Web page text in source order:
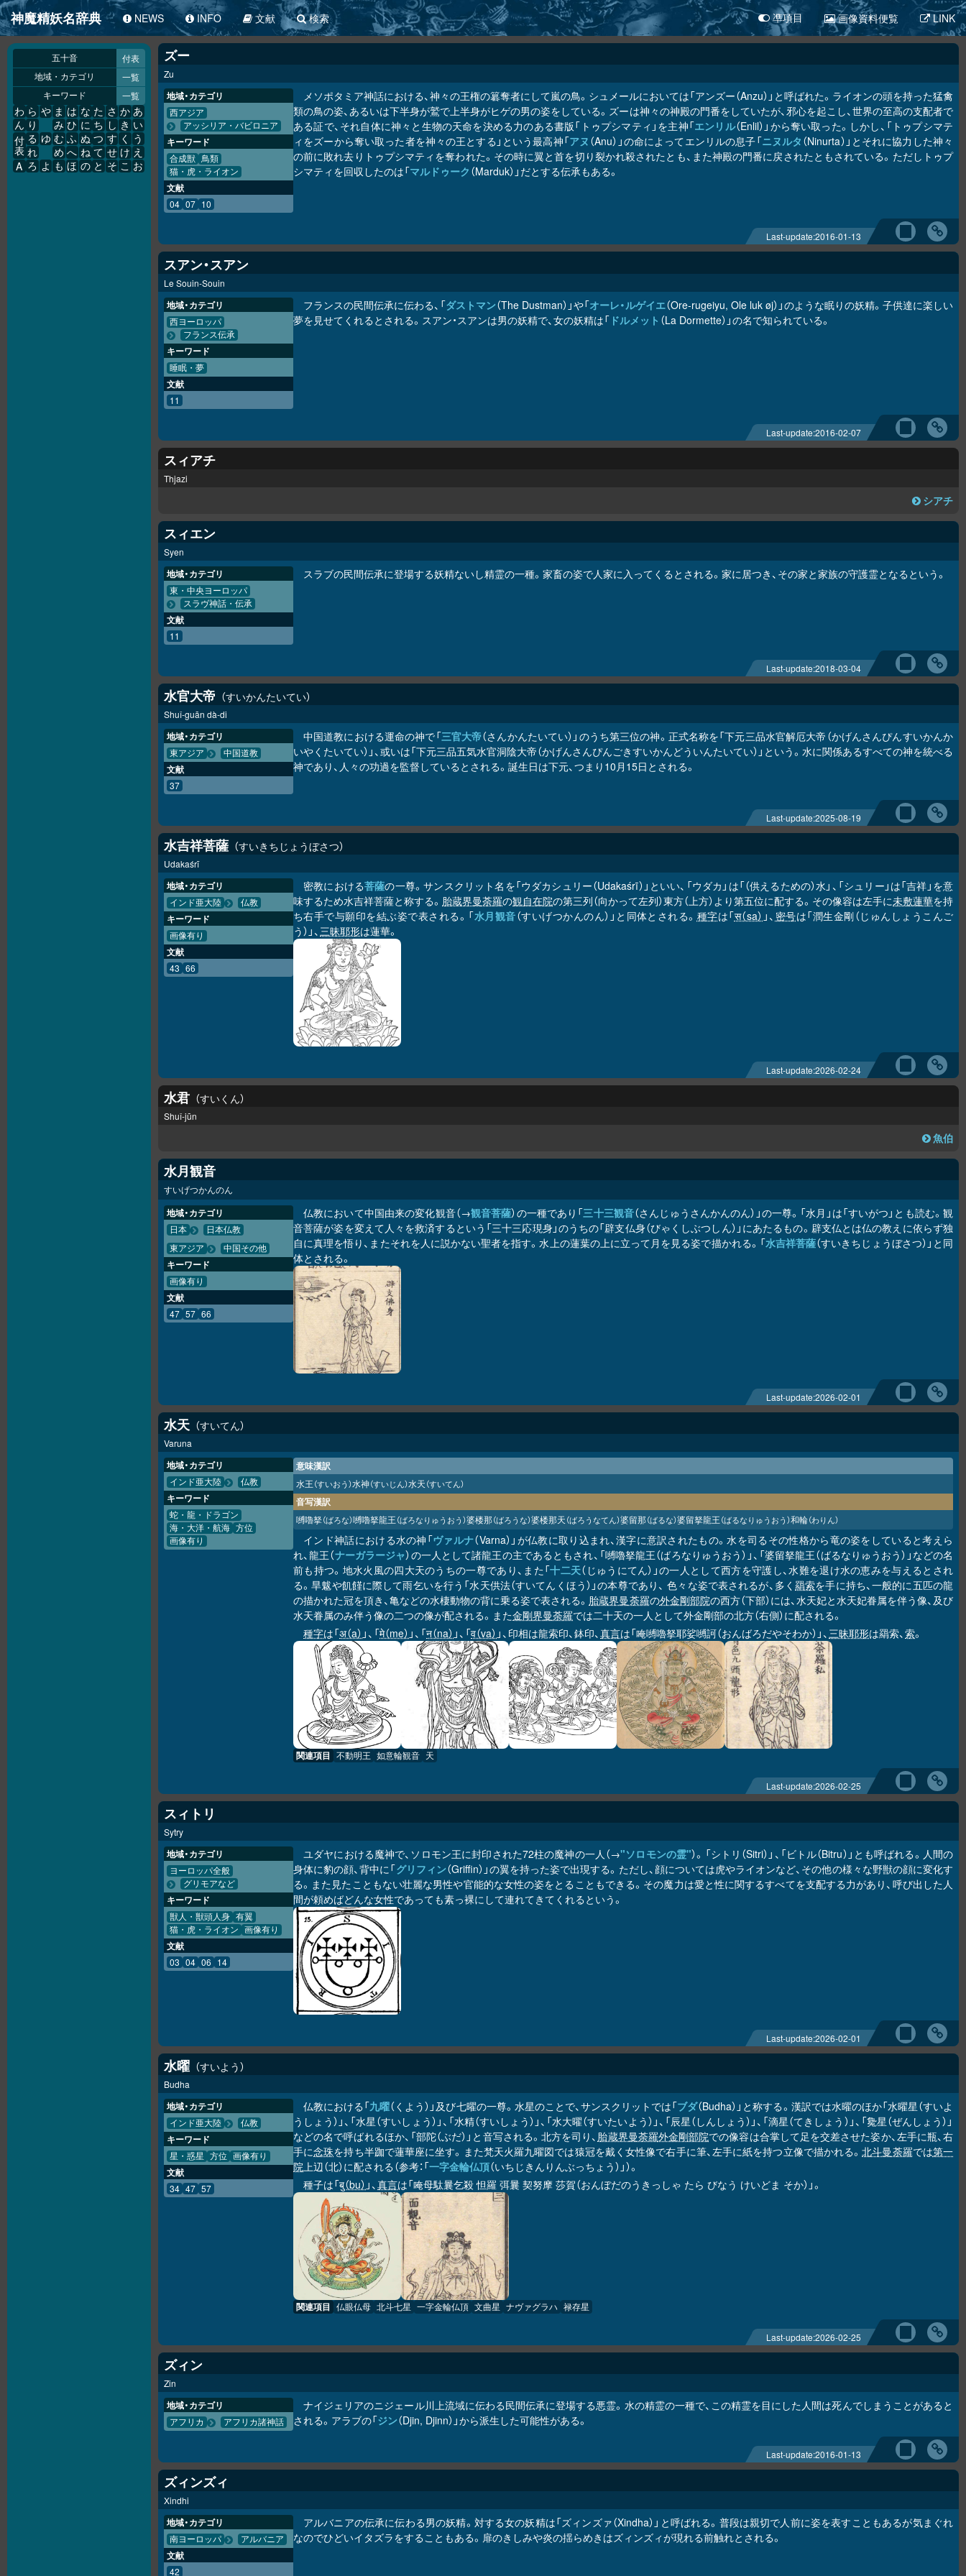
神魔精妖名辞典 NEWS INFO 文献 検索 凖項目 画像資料便覧 LINK
五十音 付表
地域・カテゴリ 一覧
キーワード 一覧
あ
い
う
え
お
か
き
く
け
こ
さ
し
す
せ
そ
た
ち
つ
て
と
な
に
ぬ
ね
の
は
ひ
ふ
へ
ほ
ま
み
む
め
も
や
ゆ
よ
ら
り
る
れ
ろ
わ
ん
付
表
A
ズー
Zu
メソポタミア神話における、神々の王権の簒奪者にして嵐の鳥。シュメールにおいては「アンズー（Anzu）」と呼ばれた。ライオンの頭を持った猛禽
類の鳥の姿、あるいは下半身が鷲で上半身がヒゲの男の姿をしている。ズーは神々の神殿の門番をしていたが、邪心を起こし、世界の至高の支配者で
ある証で、それ自体に神々と生物の天命を決める力のある書版「トゥプシマティ」を主神「エンリル（Enlil）」から奪い取った。しかし、「トゥプシマテ
ィをズーから奪い取った者を神々の王とする」という最高神「アヌ （Anu）」の命によってエンリルの息子「ニヌルタ （Ninurta）」とそれに協力した神々
の前に敗れ去りトゥプシマティを奪われた。その時に翼と首を切り裂かれ殺されたとも、また神殿の門番に戻されたともされている。ただしトゥプ
シマティを回収したのは「マルドゥーク （Marduk）」だとする伝承もある。
地域・カテゴリ
西アジア
アッシリア・バビロニア
キーワード
合成獣 鳥類
猫・虎・ライオン
文献
04 07 10
Last-update:2016-01-13
スアン・スアン
Le Souin-Souin
フランスの民間伝承に伝わる、「ダストマン（The Dustman）」や「オーレ・ルゲイエ（Ore-rugeiyu, Ole luk øj）」のような眠りの妖精。子供達に楽しい
夢を見せてくれるとされる。スアン・スアンは男の妖精で、女の妖精は「 ドルメット （La Dormette）」の名で知られている。
地域・カテゴリ
西ヨーロッパ
フランス伝承
キーワード
睡眠・夢
文献
11
Last-update:2016-02-07
スィアチ
Thjazi
シアチ
スィエン
Syen
スラブの民間伝承に登場する妖精ないし精霊の一種。家畜の姿で人家に入ってくるとされる。家に居つき、その家と家族の守護霊となるという。
地域・カテゴリ
東・中央ヨーロッパ
スラヴ神話・伝承
文献
11
Last-update:2018-03-04
水官大帝 すいかんたいてい
Shuǐ-guān dà-di
中国道教における運命の神で「三官大帝（さんかんたいてい）」のうち第三位の神。正式名称を「下元三品水官解厄大帝（かげんさんぴんすいかんか
いやくたいてい）」、或いは「下元三品五気水官洞陰大帝（かげんさんぴんごきすいかんどういんたいてい）」という。水に関係あるすべての神を統べる
神であり、人々の功過を監督しているとされる。誕生日は下元、つまり10月15日とされる。
地域・カテゴリ
東アジア 中国道教
文献
37
Last-update:2025-08-19
水吉祥菩薩 すいきちじょうぼさつ
Udakaśrī
密教における菩薩の一尊。サンスクリット名を「ウダカシュリー（Udakaśrī）」といい、「ウダカ」は「（供えるための）水」、「シュリー」は「吉祥」を意
味するため水吉祥菩薩と称する。 胎蔵界曼荼羅の観自在院の第三列（向かって左列）東方（上方）より第五位に配する。その像容は左手に未敷蓮華を持
ち右手で与願印を結ぶ姿で表される。「水月観音（すいげつかんのん）」と同体とされる。 種字は「स（sa） 」、 密号は「潤生金剛（じゅんしょうこんご
う）」、三昧耶形は蓮華。
地域・カテゴリ
インド亜大陸 仏教
キーワード
画像有り
文献
43 66
Last-update:2026-02-24
水君 すいくん
Shuǐ-jūn
魚伯
水月観音
すいげつかんのん
仏教において中国由来の変化観音（→観音菩薩）の一種であり「三十三観音（さんじゅうさんかんのん）」の一尊。「水月」は「すいがつ」とも読む。観
音菩薩が姿を変えて人々を救済するという「三十三応現身」のうちの「辟支仏身（びゃくしぶつしん）」にあたるもの。辟支仏とは仏の教えに依らず独
自に真理を悟り、またそれを人に説かない聖者を指す。水上の蓮葉の上に立って月を見る姿で描かれる。「水吉祥菩薩（すいきちじょうぼさつ）」と同
体とされる。
地域・カテゴリ
日本
日本仏教
東アジア
中国その他
キーワード
画像有り
文献
47 57 66
Last-update:2026-02-01
水天 すいてん
Varuna
意味漢訳
水王（すいおう）水神（すいじん）水天（すいてん）
音写漢訳
嚩嚕拏（ばろな）嚩嚕拏龍王（ばろなりゅうおう）婆楼那（ばろうな）婆楼那天（ばろうなてん）婆留那（ばるな）婆留拏龍王（ばるなりゅうおう）和輪（わりん）
インド神話における水の神「ヴァルナ（Varna）」が仏教に取り込まれ、漢字に意訳されたもの。水を司るその性格から竜の姿をしていると考えら
れ、龍王（ナーガラージャ）の一人として諸龍王の主であるともされ、「嚩嚕拏龍王（ばろなりゅうおう）」、「婆留拏龍王（ばるなりゅうおう）」などの名
前も持つ。地水火風の四大天のうちの一尊であり、また「十二天（じゅうにてん）」の一人として西方を守護し、水難を退け水の恵みを与えるとされ
る。旱魃や飢饉に際して雨乞いを行う「水天供法（すいてんくほう）」の本尊であり、 色々な姿で表されるが、多く羂索を手に持ち、一般的に五匹の龍
の描かれた冠を頂き、亀などの水棲動物の背に乗る姿で表される。 胎蔵界曼荼羅の外金剛部院の西方（下部）には、水天妃と水天妃眷属を伴う像、及び
水天眷属のみ伴う像の二つの像が配される。また金剛界曼荼羅では二十天の一人として外金剛部の北方（右側）に配される。
種字は「अ（a） 」、「मे（me） 」、「न（na） 」、「व（va） 」、印相は龍索印、鉢印、真言は「唵嚩嚕拏耶娑嚩訶（おんばろだやそわか）」、三昧耶形は羂索、索。
関連項目 不動明王 如意輪観音 天
地域・カテゴリ
インド亜大陸 仏教
キーワード
蛇・龍・ドラゴン
海・大洋・航海 方位
画像有り
Last-update:2026-02-25
スィトリ
Sytry
ユダヤにおける魔神で、ソロモン王に封印された72柱の魔神の一人（→"ソロモンの霊"）。「シトリ（Sitri）」、「ビトル（Bitru）」とも呼ばれる。人間の
身体に豹の顔、背中に「グリフィン（Griffin）」の翼を持った姿で出現する。ただし、顔については虎やライオンなど、その他の様々な野獣の顔に変化す
る。また見たこともない壮麗な男性や官能的な女性の姿をとることもできる。その魔力は愛と性に関するすべてを支配する力があり、呼び出した人
間が頼めばどんな女性であっても素っ裸にして連れてきてくれるという。
地域・カテゴリ
ヨーロッパ全般
グリモアなど
キーワード
獣人・獣頭人身 有翼
猫・虎・ライオン
画像有り
文献
03 04 06 14
Last-update:2026-02-01
水曜 すいよう
Budha
仏教における「九曜（くよう）」及び七曜の一尊。水星のことで、サンスクリットでは「ブダ（Budha）」と称する。漢訳では水曜のほか「水曜星（すいよ
うしょう）」、「水星（すいしょう）」、「水精（すいしょう）」、「水大曜（すいたいよう）」、「辰星（しんしょう）」、「滴星（てきしょう）」、「毚星（ぜんしょう）」
などの名で呼ばれるほか、「部陀（ぶだ）」と音写される。北方を司り、 胎蔵界曼荼羅外金剛部院での像容は合掌して足を交差させた姿か、左手に瓶、右
手に念珠を持ち半跏で蓮華座に坐す。また梵天火羅九曜図では猿冠を戴く女性像で右手に筆、左手に紙を持つ立像で描かれる。北斗曼荼羅では第一
院上辺（北）に配される（参考：「一字金輪仏頂（いちじきんりんぶっちょう）」）。
種子は「बु（bu） 」、真言は「唵母駄曩乞殺 怛羅 弭曩 契努摩 莎賀（おんぼだのうきっしゃ たら びなう けいどま そか）」。
関連項目 仏眼仏母 北斗七星 一字金輪仏頂 文曲星 ナヴァグラハ 禄存星
地域・カテゴリ
インド亜大陸 仏教
キーワード
星・惑星 方位 画像有り
文献
34 47 57
Last-update:2026-02-25
ズィン
Zin
ナイジェリアのニジェール川上流域に伝わる民間伝承に登場する悪霊。水の精霊の一種で、この精霊を目にした人間は死んでしまうことがあると
される。アラブの「ジン（Djin, Djinn）」から派生した可能性がある。
地域・カテゴリ
アフリカ アフリカ諸神話
Last-update:2016-01-13
ズィンズィ
Xindhi
アルバニアの伝承に伝わる男の妖精。対する女の妖精は「ズィンズァ（Xindha）」と呼ばれる。普段は親切で人前に姿を表すこともあるが気まぐれ
なのでひどいイタズラをすることもある。扉のきしみや炎の揺らめきはズィンズィが現れる前触れとされる。
地域・カテゴリ
南ヨーロッパ アルバニア
文献
42